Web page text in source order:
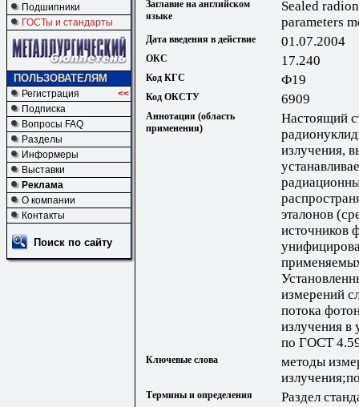
Подшипники
ГОСТы и стандарты
ПОЛЬЗОВАТЕЛЯМ
Регистрация
<<
Подписка
Вопросы FAQ
Разделы
Информеры
Выставки
Реклама
О компании
Контакты
Поиск по сайту
Заглавие на английском
языке
Sealed
parameters
Дата введения в действие 01.07.2004
ОКС 17.240
Код КГС Ф19
Код ОКСТУ 6909
Аннотация (область
применения)
Настоящий
излучения,
эталонов
источников
измерений
потока
излучения в
по ГОСТ
Ключевые слова
методы
Термины и определения Раздел